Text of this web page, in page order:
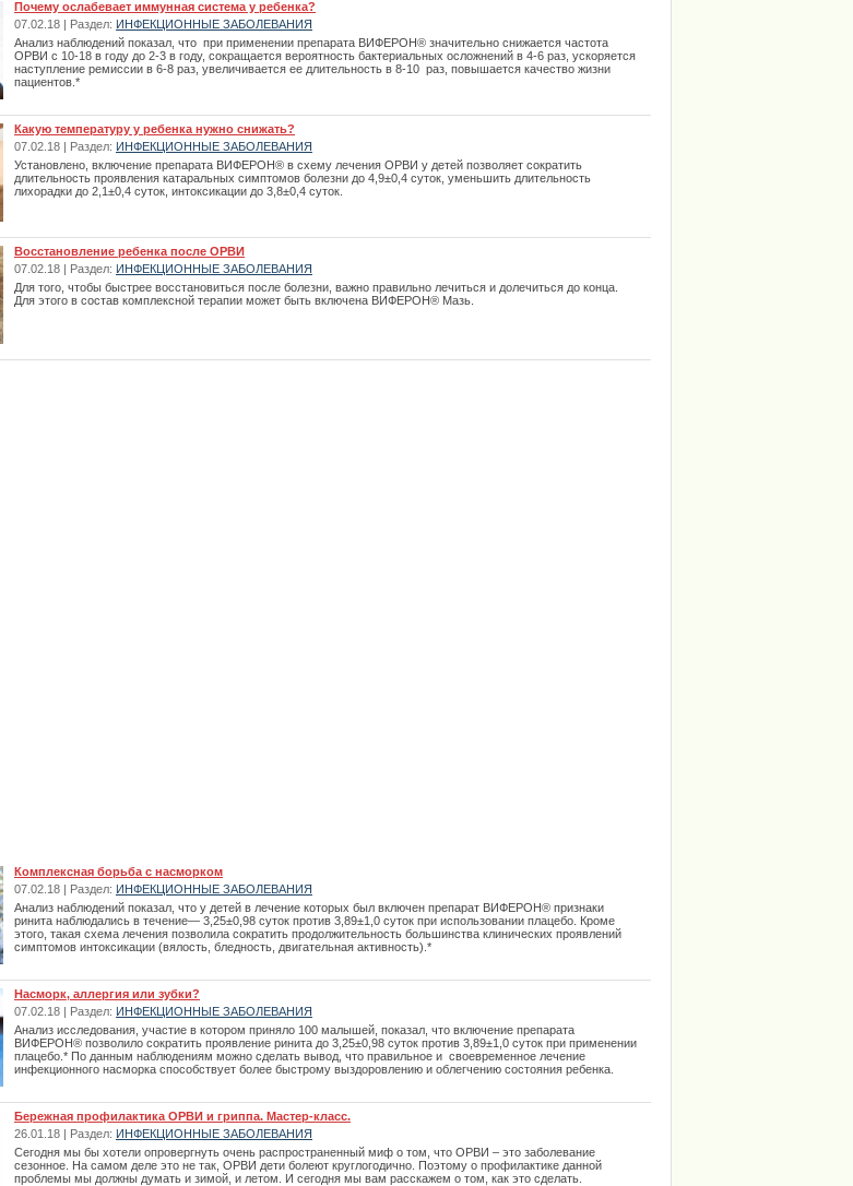
Почему ослабевает иммунная система у ребенка?
07.02.18 | Раздел: ИНФЕКЦИОННЫЕ ЗАБОЛЕВАНИЯ
Анализ наблюдений показал, что при применении препарата ВИФЕРОН® значительно снижается частота
ОРВИ с 10-18 в году до 2-3 в году, сокращается вероятность бактериальных осложнений в 4-6 раз, ускоряется
наступление ремиссии в 6-8 раз, увеличивается ее длительность в 8-10 раз, повышается качество жизни
пациентов.*
Какую температуру у ребенка нужно снижать?
07.02.18 | Раздел: ИНФЕКЦИОННЫЕ ЗАБОЛЕВАНИЯ
Установлено, включение препарата ВИФЕРОН® в схему лечения ОРВИ у детей позволяет сократить
длительность проявления катаральных симптомов болезни до 4,9±0,4 суток, уменьшить длительность
лихорадки до 2,1±0,4 суток, интоксикации до 3,8±0,4 суток.
Восстановление ребенка после ОРВИ
07.02.18 | Раздел: ИНФЕКЦИОННЫЕ ЗАБОЛЕВАНИЯ
Для того, чтобы быстрее восстановиться после болезни, важно правильно лечиться и долечиться до конца.
Для этого в состав комплексной терапии может быть включена ВИФЕРОН® Мазь.
Комплексная борьба с насморком
07.02.18 | Раздел: ИНФЕКЦИОННЫЕ ЗАБОЛЕВАНИЯ
Анализ наблюдений показал, что у детей в лечение которых был включен препарат ВИФЕРОН® признаки
ринита наблюдались в течение— 3,25±0,98 суток против 3,89±1,0 суток при использовании плацебо. Кроме
этого, такая схема лечения позволила сократить продолжительность большинства клинических проявлений
симптомов интоксикации (вялость, бледность, двигательная активность).*
Насморк, аллергия или зубки?
07.02.18 | Раздел: ИНФЕКЦИОННЫЕ ЗАБОЛЕВАНИЯ
Анализ исследования, участие в котором приняло 100 малышей, показал, что включение препарата
ВИФЕРОН® позволило сократить проявление ринита до 3,25±0,98 суток против 3,89±1,0 суток при применении
плацебо.* По данным наблюдениям можно сделать вывод, что правильное и своевременное лечение
инфекционного насморка способствует более быстрому выздоровлению и облегчению состояния ребенка.
Бережная профилактика ОРВИ и гриппа. Мастер-класс.
26.01.18 | Раздел: ИНФЕКЦИОННЫЕ ЗАБОЛЕВАНИЯ
Сегодня мы бы хотели опровергнуть очень распространенный миф о том, что ОРВИ – это заболевание
сезонное. На самом деле это не так, ОРВИ дети болеют круглогодично. Поэтому о профилактике данной
проблемы мы должны думать и зимой, и летом. И сегодня мы вам расскажем о том, как это сделать.